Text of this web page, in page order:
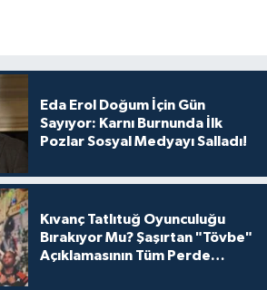
Eda Erol Doğum İçin Gün
Sayıyor: Karnı Burnunda İlk
Pozlar Sosyal Medyayı Salladı!
Kıvanç Tatlıtuğ Oyunculuğu
Bırakıyor Mu? Şaşırtan "Tövbe"
Açıklamasının Tüm Perde